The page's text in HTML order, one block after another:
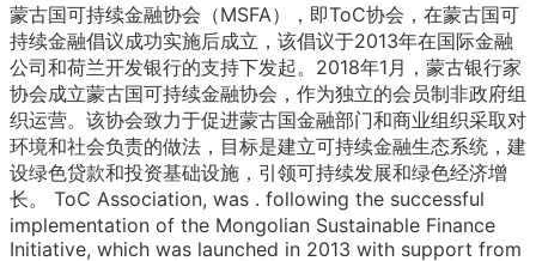
蒙古国可持续金融协会（MSFA），即ToC协会，在蒙古国可
持续金融倡议成功实施后成立，该倡议于2013年在国际金融
公司和荷兰开发银行的支持下发起。2018年1月，蒙古银行家
协会成立蒙古国可持续金融协会，作为独立的会员制非政府组
织运营。该协会致力于促进蒙古国金融部门和商业组织采取对
环境和社会负责的做法，目标是建立可持续金融生态系统，建
设绿色贷款和投资基础设施，引领可持续发展和绿色经济增
长。 ToC Association, was . following the successful
implementation of the Mongolian Sustainable Finance
Initiative, which was launched in 2013 with support from